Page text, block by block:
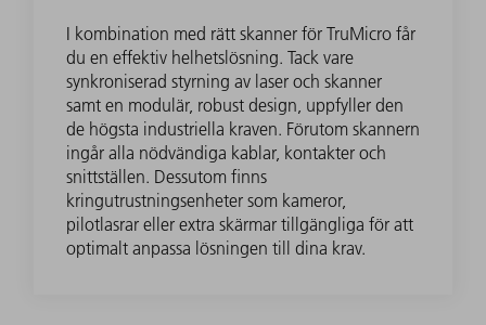
I kombination med rätt skanner för TruMicro får
du en effektiv helhetslösning. Tack vare
synkroniserad styrning av laser och skanner
samt en modulär, robust design, uppfyller den
de högsta industriella kraven. Förutom skannern
ingår alla nödvändiga kablar, kontakter och
snittställen. Dessutom finns
kringutrustningsenheter som kameror,
pilotlasrar eller extra skärmar tillgängliga för att
optimalt anpassa lösningen till dina krav.